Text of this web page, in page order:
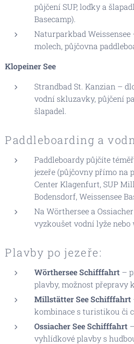
půjčení SUP, loďky a
Basecamp).
Naturparkbad
molech, půjčovna
Klopeiner See
Strandbad St. Kanzian –
vodní skluzavky, půjčení
šlapadel.
Paddleboarding a
Paddleboardy půjčíte
jezeře (půjčovny přímo na
Center Klagenfurt, SUP
Bodensdorf, Weissensee
Na Wörthersee a
vyzkoušet vodní lyže nebo
Plavby po jezeře:
Wörthersee Schifffahrt –
plavby, možnost přepravy
Millstätter See Schifffahrt
kombinace s turistikou či
Ossiacher See Schifffahrt
vyhlídkové plavby s